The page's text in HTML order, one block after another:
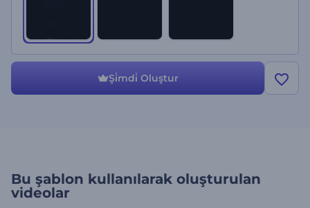
Şi̇mdi̇ Oluştur
Bu şablon kullanılarak oluşturulan
videolar